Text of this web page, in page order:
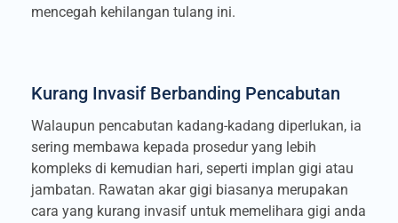
mencegah kehilangan tulang ini.
Kurang Invasif Berbanding Pencabutan
Walaupun pencabutan kadang-kadang diperlukan, ia
sering membawa kepada prosedur yang lebih
kompleks di kemudian hari, seperti implan gigi atau
jambatan. Rawatan akar gigi biasanya merupakan
cara yang kurang invasif untuk memelihara gigi anda